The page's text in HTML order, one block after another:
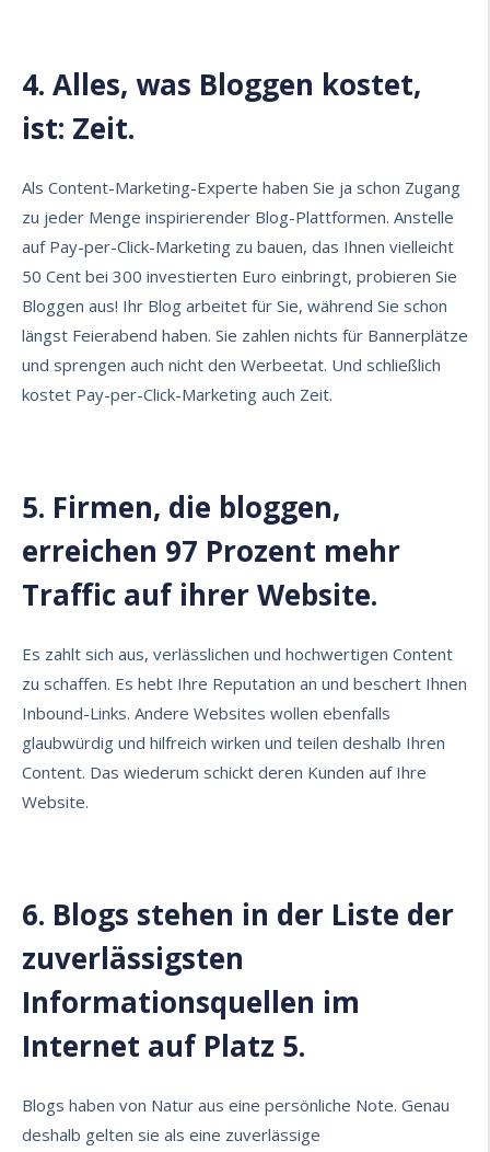
4. Alles, was Bloggen kostet,
ist: Zeit.
Als Content-Marketing-Experte haben Sie ja schon Zugang
zu jeder Menge inspirierender Blog-Plattformen. Anstelle
auf Pay-per-Click-Marketing zu bauen, das Ihnen vielleicht
50 Cent bei 300 investierten Euro einbringt, probieren Sie
Bloggen aus! Ihr Blog arbeitet für Sie, während Sie schon
längst Feierabend haben. Sie zahlen nichts für Bannerplätze
und sprengen auch nicht den Werbeetat. Und schließlich
kostet Pay-per-Click-Marketing auch Zeit.
5. Firmen, die bloggen,
erreichen 97 Prozent mehr
Traffic auf ihrer Website.
Es zahlt sich aus, verlässlichen und hochwertigen Content
zu schaffen. Es hebt Ihre Reputation an und beschert Ihnen
Inbound-Links. Andere Websites wollen ebenfalls
glaubwürdig und hilfreich wirken und teilen deshalb Ihren
Content. Das wiederum schickt deren Kunden auf Ihre
Website.
6. Blogs stehen in der Liste der
zuverlässigsten
Informationsquellen im
Internet auf Platz 5.
Blogs haben von Natur aus eine persönliche Note. Genau
deshalb gelten sie als eine zuverlässige